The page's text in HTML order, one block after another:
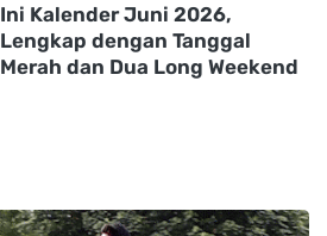
Ini Kalender Juni 2026,
Lengkap dengan Tanggal
Merah dan Dua Long Weekend